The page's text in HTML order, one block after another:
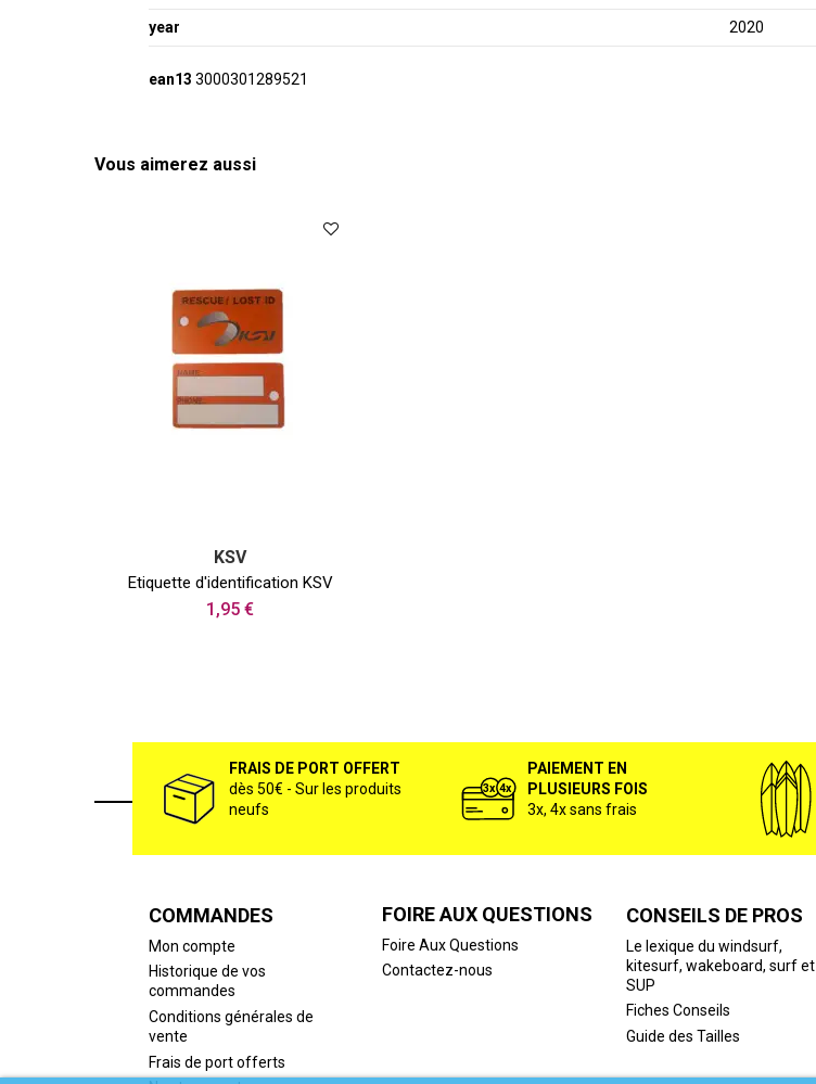
year 2020
ean13 3000301289521
Vous aimerez aussi
KSV
Etiquette d'identification KSV
1,95 €
FRAIS DE PORT OFFERT
dès 50€ - Sur les produits
neufs
PAIEMENT EN
PLUSIEURS FOIS
3x, 4x sans frais
COMMANDES
Mon compte
Historique de vos
commandes
Conditions générales de
vente
Frais de port offerts
FOIRE AUX QUESTIONS
Foire Aux Questions
Contactez-nous
CONSEILS DE PROS
Le lexique du windsurf,
kitesurf, wakeboard, surf et
SUP
Fiches Conseils
Guide des Tailles